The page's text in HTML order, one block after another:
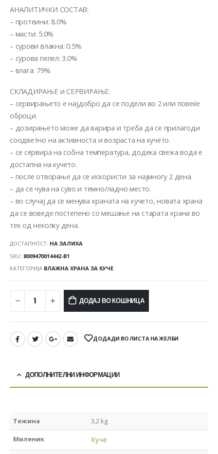
АНАЛИТИЧКИ СОСТАВ:
– протеини: 8.0%
– масти: 5.0%
– сурови влакна: 0.5%
– сурова пепел: 3.0%
– влага: 79%
СКЛАДИРАЊЕ и СЕРВИРАЊЕ:
– сервирањето е најдобро да се подели во 2 или повеќе
оброци.
– дозирањето може да варира и треба да се прилагоди
соодветно на активноста и возраста на кучето.
– се сервира на собна температура, додека свежа вода е
достапна на кучето.
– после отворање да се искористи за најмногу 2 дена.
– да се чува на суво и темно/ладно место.
– во случај да се менува храната на кучето, новата храна
да се воведе постепено со мешање на старата храна во
тек од неколку дена.
ДОСТАПНОСТ: НА ЗАЛИХА
SKU: 8009470014442-B1
КАТЕГОРИЈА ВЛАЖНА ХРАНА ЗА КУЧЕ
ДОДАЈ ВО КОШНИЦА
ДОДАДИ ВО ЛИСТА НА ЖЕЛБИ
ДОПОЛНИТЕЛНИ ИНФОРМАЦИИ
Тежина 3,2 kg
Миленик Куче